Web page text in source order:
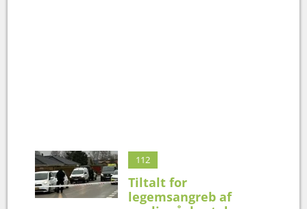
112
Tiltalt for
legemsangreb af